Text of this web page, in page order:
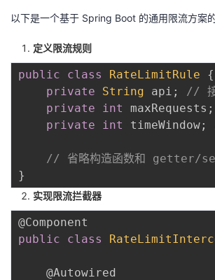
程
认
证
的
实
我
的
支
声
以下是一个基于 Spring Boot 的通用限流方案
定义限流规则
public class RateLimitRule
{
private
String api ;
// 接
private
int maxRequests ;
private
int timeWindow;
// 省略构造函数和 getter/
}
实现限流拦截器
@Component
public
class
@Autowired